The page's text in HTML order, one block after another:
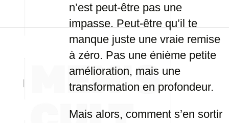
n’est peut-être pas une
impasse. Peut-être qu’il te
manque juste une vraie remise
à zéro. Pas une énième petite
amélioration, mais une
transformation en profondeur.
Mais alors, comment s’en sortir